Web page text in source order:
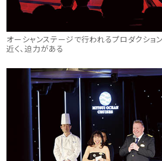
オーシャンステージで行われるプロダクショ
近く、迫力がある